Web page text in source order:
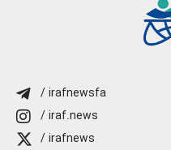
/ irafnewsfa
/ iraf.news
/ irafnews